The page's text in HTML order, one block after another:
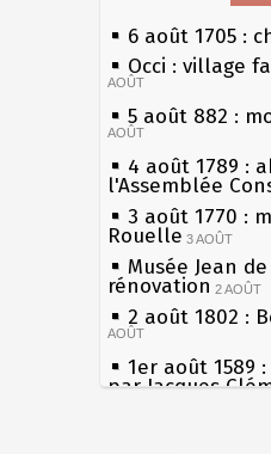
6 août 1705 :
Occi : village
AOÛT
5 août 882 :
AOÛT
4 août 1789 :
l'Assemblée
3 août 1770 :
Rouelle 3 AOÛT
Musée Jean
rénovation 2 AOÛT
2 août 1802 :
AOÛT
1er août 1589
par Jacques